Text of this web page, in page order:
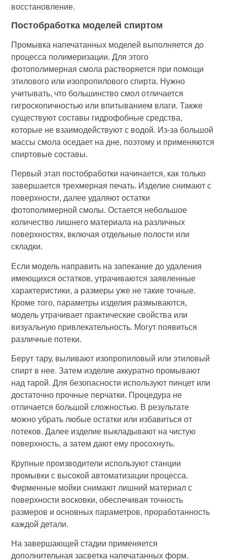
восстановление.
Постобработка моделей спиртом
Промывка напечатанных моделей выполняется до
процесса полимеризации. Для этого
фотополимерная смола растворяется при помощи
этилового или изопропилового спирта. Нужно
учитывать, что большинство смол отличается
гигроскопичностью или впитыванием влаги. Также
существуют составы гидрофобные средства,
которые не взаимодействуют с водой. Из-за большой
массы смола оседает на дне, поэтому и применяются
спиртовые составы.
Первый этап постобработки начинается, как только
завершается трехмерная печать. Изделие снимают с
поверхности, далее удаляют остатки
фотополимерной смолы. Остается небольшое
количество лишнего материала на различных
поверхностях, включая отдельные полости или
складки.
Если модель направить на запекание до удаления
имеющихся остатков, утрачиваются заявленные
характеристики, а размеры уже не такие точные.
Кроме того, параметры изделия размываются,
модель утрачивает практические свойства или
визуальную привлекательность. Могут появиться
различные потеки.
Берут тару, выливают изопропиловый или этиловый
спирт в нее. Затем изделие аккуратно промывают
над тарой. Для безопасности используют пинцет или
достаточно прочные перчатки. Процедура не
отличается большой сложностью. В результате
можно убрать любые остатки или избавиться от
потеков. Далее изделие выкладывают на чистую
поверхность, а затем дают ему просохнуть.
Крупные производители используют станции
промывки с высокой автоматизации процесса.
Фирменные мойки снимают лишний материал с
поверхности восковки, обеспечивая точность
размеров и основных параметров, проработанность
каждой детали.
На завершающей стадии применяется
дополнительная засветка напечатанных форм.